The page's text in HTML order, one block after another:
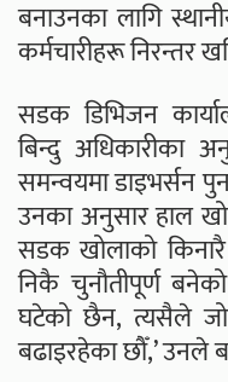
बनाउनका लागि
कर्मचारीहरू निरन्तर
सडक डिभिजन
बिन्दु अधिकारीका
समन्वयमा डाइभर्सन
उनका अनुसार हाल
सडक खोलाको
निकै चुनौतीपूर्ण
घटेको छैन, त्यसैले
बढाइरहेका छौँ,’ उनले